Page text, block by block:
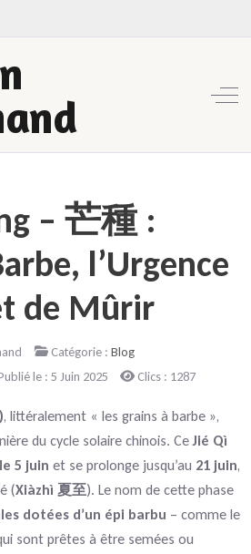
Off-
– 芒種 :
l’Urgence
de Mûrir
Catégorie : Blog
le : 5 Juin 2025 Clics : 1287
, littéralement « les grains à barbe »,
du cycle solaire chinois. CeJié Qì
le 5 juin et se prolonge jusqu’au 21 juin,
(Xiàzhì 夏至). Le nom de cette phase
dotées d’un épi barbu – comme le
sont prêtes à être semées ou